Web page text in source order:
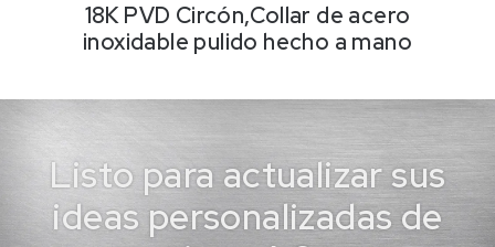
18K PVD Circón,Collar de acero
inoxidable pulido hecho a mano
Listo para actualizar sus
ideas personalizadas de